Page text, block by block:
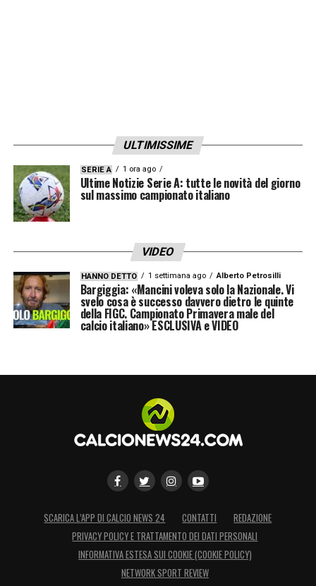
ULTIMISSIME
SERIE A 1 ora ago
Ultime Notizie Serie A: tutte le novità del giorno
sul massimo campionato italiano
VIDEO
HANNO DETTO 1 settimana ago Alberto Petrosilli
Bargiggia: «Mancini voleva solo la Nazionale. Vi
svelo cosa è successo davvero dietro le quinte
della FIGC. Campionato Primavera male del
calcio italiano» ESCLUSIVA e VIDEO
SCARICA L’APP DI CALCIO NEWS 24 CONTATTI
REDAZIONE
PRIVACY POLICY E TRATTAMENTO DEI DATI PERSONALI
INFORMATIVA ESTESA SUI COOKIE (COOKIE POLICY)
NETWORK SPORT REVIEW